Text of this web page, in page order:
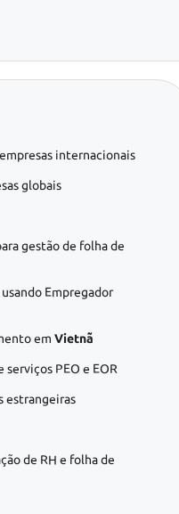
internacionais
globais
gestão de folha de
usando Empregador
em Vietnã
PEO e EOR
estrangeiras
de RH e folha de